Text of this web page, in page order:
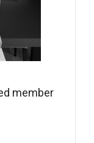
member